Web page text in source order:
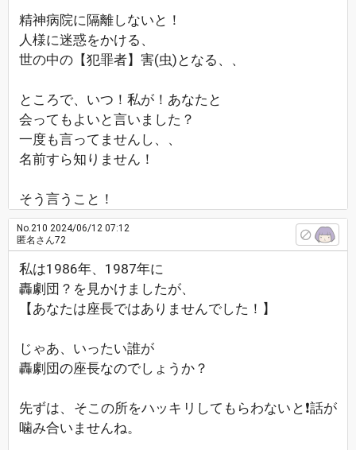
精神病院に隔離しないと！
人様に迷惑をかける、
世の中の【犯罪者】害(虫)となる、、
ところで、いつ！私が！あなたと
会ってもよいと言いました？
一度も言ってませんし、、
名前すら知りません！
そう言うこと！
No.210 2024/06/12 07:12
匿名さん72
私は1986年、1987年に
轟劇団？を見かけましたが、
【あなたは座長ではありませんでした！】
じゃあ、いったい誰が
轟劇団の座長なのでしょうか？
先ずは、そこの所をハッキリしてもらわないと❗話が
噛み合いませんね。